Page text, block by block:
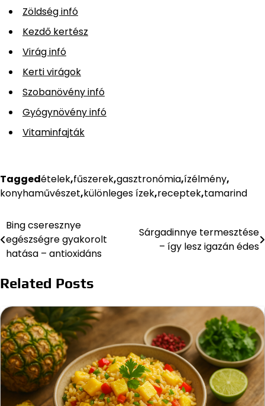
Zöldség infó
Kezdő kertész
Virág infó
Kerti virágok
Szobanövény infó
Gyógynövény infó
Vitaminfajták
Taggedételek,fűszerek,gasztronómia,ízélmény,
konyhaművészet,különleges ízek,receptek,tamarind
Bejegyzés
navigáció
Bing cseresznye
egészségre gyakorolt
hatása – antioxidáns
Sárgadinnye termesztése
– így lesz igazán édes
Related Posts